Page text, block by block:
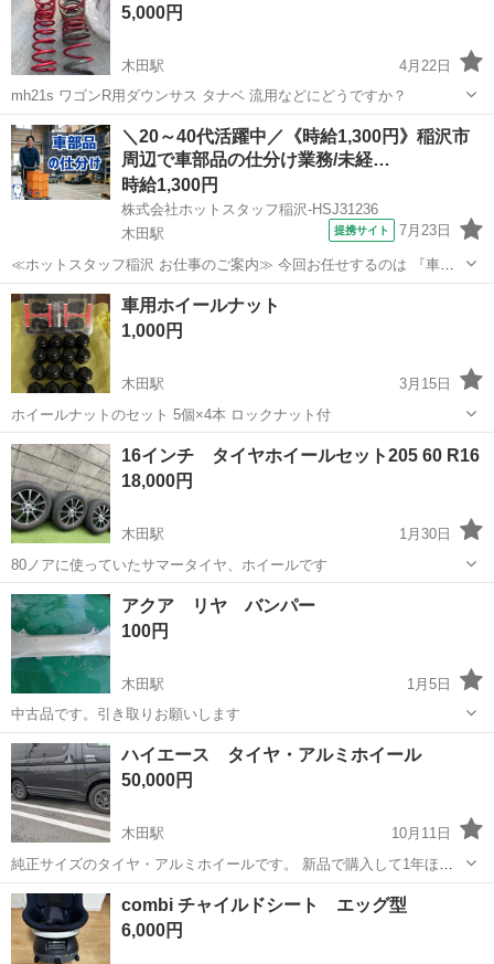
アのガーニッシュを別の色...
5,000円
木田駅
4月22日
mh21s ワゴンR用ダウンサス タナベ 流用などにどうですか？
愛知 あま市 車のパーツ ダウンサス
＼20～40代活躍中／《時給1,300円》稲沢市
周辺で車部品の仕分け業務/未経…
時給1,300円
株式会社ホットスタッフ稲沢-HSJ31236
木田駅
提携サイト 7月23日
≪ホットスタッフ稲沢 お仕事のご案内≫ 今回お任せするのは 『車部
品の仕分けや運搬作業!』 ────────────────── ＼お仕事の詳細
♪/ ────────────────── ・パレットで運ばれてきた製品の移...
愛知 木田駅 仕分け
車用ホイールナット
1,000円
木田駅
3月15日
ホイールナットのセット 5個×4本 ロックナット付
愛知 津島市 木田駅 タイヤ、ホイール ナット
16インチ タイヤホイールセット205 60 R16
18,000円
木田駅
1月30日
80ノアに使っていたサマータイヤ、ホイールです
愛知 あま市 木田駅 タイヤ、ホイール
アクア リヤ バンパー
100円
木田駅
1月5日
中古品です。引き取りお願いします
愛知 あま市 木田駅 外装、車外用品 バンパー
ハイエース タイヤ・アルミホイール
50,000円
木田駅
10月11日
純正サイズのタイヤ・アルミホイールです。 新品で購入して1年ほど
約３−４万㌔走りました。 多少の交渉は受け付けますのでご相談くだ
さい。
愛知 あま市 外装、車外用品 アルミホイール
combi チャイルドシート エッグ型
6,000円